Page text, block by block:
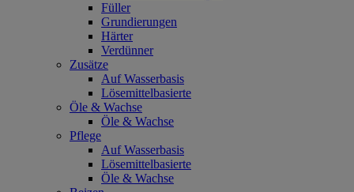
Füller
Grundierungen
Härter
Verdünner
Zusätze
Auf Wasserbasis
Lösemittelbasierte
Öle & Wachse
Öle & Wachse
Pflege
Auf Wasserbasis
Lösemittelbasierte
Öle & Wachse